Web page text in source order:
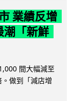
業績反增
潮「新鮮
間大幅減至
做到「減店增